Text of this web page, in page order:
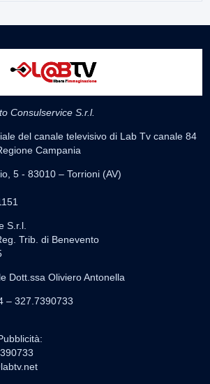
Consulservice S.r.l.
del canale televisivo di Lab Tv canale 84
Campania
5 - 83010 – Torrioni (AV)
S.r.l.
Trib. di Benevento
Dott.ssa Oliviero Antonella
– 327.7390733